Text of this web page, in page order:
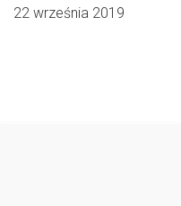
22 września 2019